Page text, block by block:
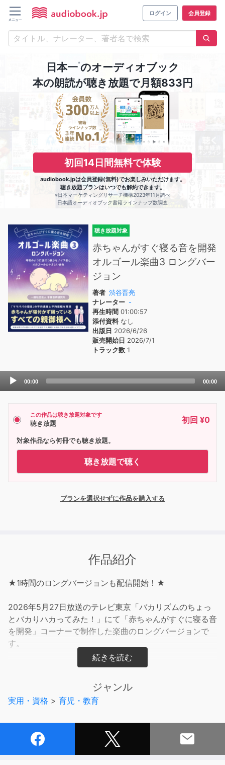
ログイン 会員登録
日本一※のオーディオブック
本の朗読が聴き放題で月額833円
初回14日間無料で体験
audiobook.jpは会員登録(無料)でお楽しみいただけます。
聴き放題プランはいつでも解約できます。
※日本マーケティングリサーチ機構2023年11月調べ
日本語オーディオブック書籍ラインナップ数調査
聴き放題対象
赤ちゃんがすぐ寝る音を開発
オルゴール楽曲3 ロングバー
ジョン
著者 渋谷晋亮
ナレーター -
再生時間 01:00:57
添付資料なし
出版日 2026/6/26
販売開始日 2026/7/1
トラック数 1
Audio
00:00 00:00
この作品は聴き放題対象です
聴き放題 初回 ¥0
対象作品なら何冊でも聴き放題。
聴き放題で聴く
プランを選択せずに作品を購入する
作品紹介
★1時間のロングバージョンも配信開始！★
2026年5月27日放送のテレビ東京「バカリズムのちょっ
とバカりハカってみた！」にて「赤ちゃんがすぐに寝る音
を開発」コーナーで制作した楽曲のロングバージョンで
す。
ママパパの寝息を再現した呼吸のように波打つ静かなノイ
楽曲は年齢を問わずお使いいただける設計なので、睡眠に
【重要】効果的な音量設定についてのご注意
ジャンル
実用・資格 > 育児・教育